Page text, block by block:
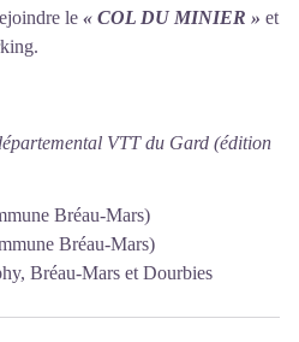
le « COL DU MINIER » et
VTT du Gard (édition
Bréau-Mars)
Bréau-Mars)
Bréau-Mars et Dourbies